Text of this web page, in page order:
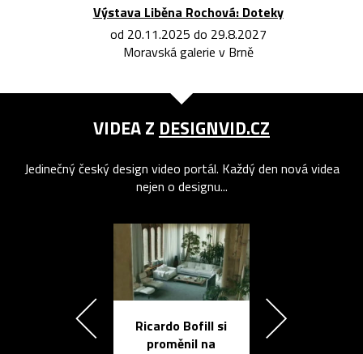
Výstava Liběna Rochová: Doteky
od 20.11.2025 do 29.8.2027
Moravská galerie v Brně
VIDEA Z DESIGNVID.CZ
Jedinečný český design video portál. Každý den nová videa
nejen o designu...
Ricardo Bofill si
proměnil na